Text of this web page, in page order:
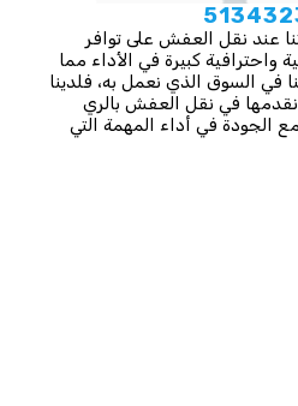
عند نقل العفش على توافر
واحترافية كبيرة في الأداء مما
في السوق الذي نعمل به، فلدينا
في نقل العفش بالري
الجودة في أداء المهمة التي